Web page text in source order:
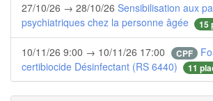
27/10/26 → 28/10/26 Sensibilisation aux
psychiatriques chez la personne âgée
15
10/11/26 9:00 → 10/11/26 17:00 CPF
certibiocide Désinfectant (RS 6440)
11